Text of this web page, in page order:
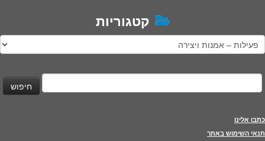
קטגוריות
קטגוריות
חיפוש:
כתבו אלינו
תנאי השימוש באתר